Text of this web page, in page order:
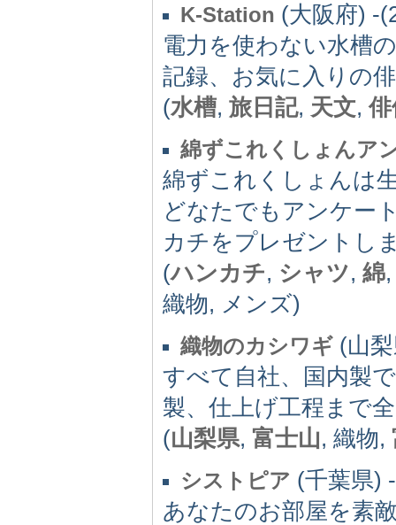
K-Station (大阪府) -
電力を使わない水槽
記録、お気に入りの
(水槽, 旅日記, 天文,
綿ずこれくしょんア
綿ずこれくしょんは
どなたでもアンケー
カチをプレゼントし
(ハンカチ, シャツ, 綿
織物, メンズ)
織物のカシワギ (山
すべて自社、国内製
製、仕上げ工程まで
(山梨県, 富士山, 織物,
シストピア (千葉県)
あなたのお部屋を素